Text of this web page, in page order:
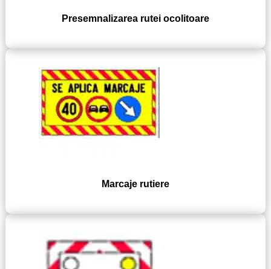
Presemnalizarea rutei ocolitoare
Marcaje rutiere